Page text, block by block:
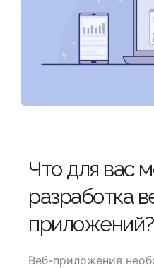
Что для вас
разработка
приложений?
Веб-приложения